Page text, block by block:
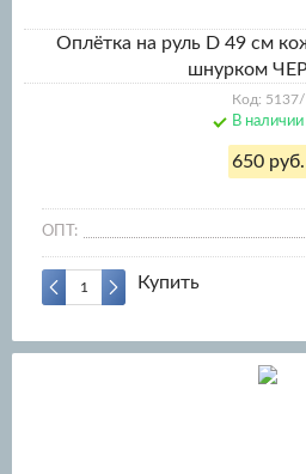
Оплётка на руль D 49 см
шнурком
Код: 5137/
В наличии
650 руб.
ОПТ:
Купить